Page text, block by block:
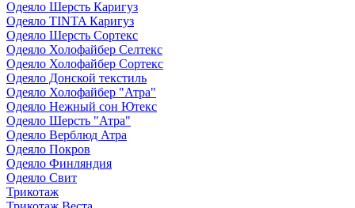
Одеяло Шерсть Каригуз
Одеяло TINTA Каригуз
Одеяло Шерсть Сортекс
Одеяло Холофайбер Селтекс
Одеяло Холофайбер Сортекс
Одеяло Донской текстиль
Одеяло Холофайбер "Атра"
Одеяло Нежный сон Ютекс
Одеяло Шерсть "Атра"
Одеяло Верблюд Атра
Одеяло Покров
Одеяло Финляндия
Одеяло Свит
Трикотаж